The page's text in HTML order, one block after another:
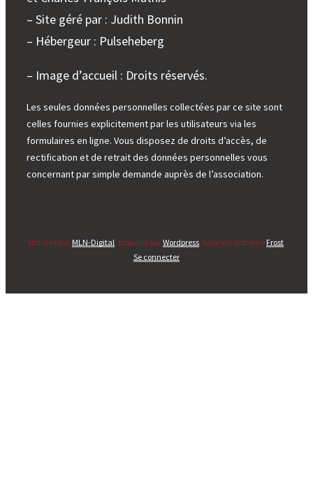
– Site géré par : Judith Bonnin
– Hébergeur : Pulseheberg
– Image d’accueil : Droits réservés.
Les seules données personnelles collectées par ce site sont
celles fournies explicitement par les utilisateurs via les
formulaires en ligne. Vous disposez de droits d’accès, de
rectification et de retrait des données personnelles vous
concernant par simple demande auprès de l’association.
Site créé par MLN-Digital , propulsé parWordpress , basé sur le thème Frost.
Se connecter